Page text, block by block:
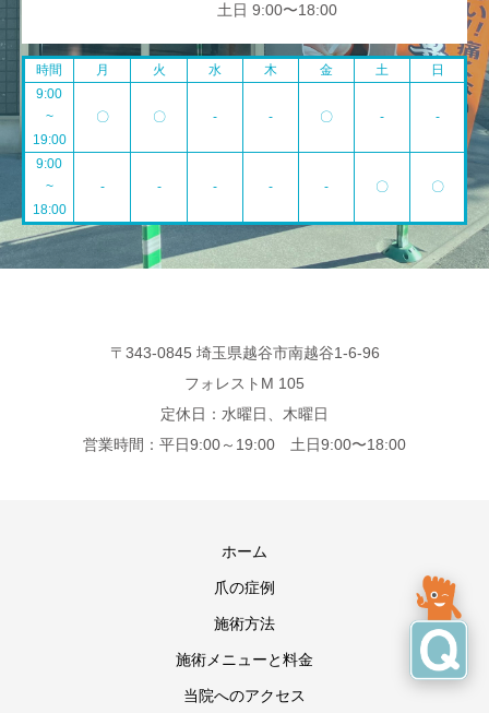
土日 9:00〜18:00
時間 月 火 水 木 金 土
日
9:00
~
19:00
〇 〇 - - 〇 - -
9:00
~
18:00
- - - - - 〇 〇
〒343-0845 埼玉県越谷市南越谷1-6-96
フォレストM 105
定休日：水曜日、木曜日
営業時間：平日9:00～19:00 土日9:00〜18:00
ホーム
爪の症例
施術方法
施術メニューと料金
当院へのアクセス